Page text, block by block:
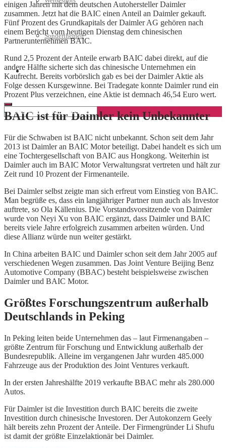
Sonderthemen
Geschäftskonto eröffnen
einigen Jahren mit dem deutschen Autohersteller Daimler
zusammen. Jetzt hat die BAIC einen Anteil an Daimler gekauft.
Fünf Prozent des Grundkapitals der Daimler AG gehören nach
einem Bericht vom heutigen Dienstag dem chinesischen
Partnerunternehmen BAIC.
Rund 2,5 Prozent der Anteile erwarb BAIC dabei direkt, auf die
andere Hälfte sicherte sich das chinesische Unternehmen ein
Kaufrecht. Bereits vorbörslich gab es bei der Daimler Aktie als
Folge dessen Kursgewinne. Bei Tradegate konnte Daimler rund ein
Prozent Plus verzeichnen, eine Aktie ist demnach 46,54 Euro wert.
BAIC ist für Daimler kein Unbekannter
Für die Schwaben ist BAIC nicht unbekannt. Schon seit dem Jahr
2013 ist Daimler an BAIC Motor beteiligt. Dabei handelt es sich um
eine Tochtergesellschaft von BAIC aus Hongkong. Weiterhin ist
Daimler auch im BAIC Motor Verwaltungsrat vertreten und hält zur
Zeit rund 10 Prozent der Firmenanteile.
Bei Daimler selbst zeigte man sich erfreut vom Einstieg von BAIC.
Man begrüße es, dass ein langjähriger Partner nun auch als Investor
auftrete, so Ola Källenius. Die Vorstandsvorsitzende von Daimler
wurde von Neyi Xu von BAIC ergänzt, dass Daimler und BAIC
bereits viele Jahre erfolgreich zusammen arbeiten würden. Und
diese Allianz würde nun weiter gestärkt.
In China arbeiten BAIC und Daimler schon seit dem Jahr 2005 auf
verschiedenen Wegen zusammen. Das Joint Venture Beijing Benz
Automotive Company (BBAC) besteht beispielsweise zwischen
Daimler und BAIC Motor.
Größtes Forschungszentrum außerhalb
Deutschlands in Peking
In Peking leiten beide Unternehmen das – laut Firmenangaben –
größte Zentrum für Forschung und Entwicklung außerhalb der
Bundesrepublik. Alleine im vergangenen Jahr wurden 485.000
Fahrzeuge aus der Produktion des Joint Ventures verkauft.
In der ersten Jahreshälfte 2019 verkaufte BBAC mehr als 280.000
Autos.
Für Daimler ist die Investition durch BAIC bereits die zweite
Investition durch chinesische Investoren. Der Autokonzern Geely
hält bereits zehn Prozent der Anteile. Der Firmengründer Li Shufu
ist damit der größte Einzelaktionär bei Daimler.